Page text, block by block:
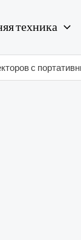
техника
с